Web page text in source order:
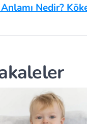
Nedir?